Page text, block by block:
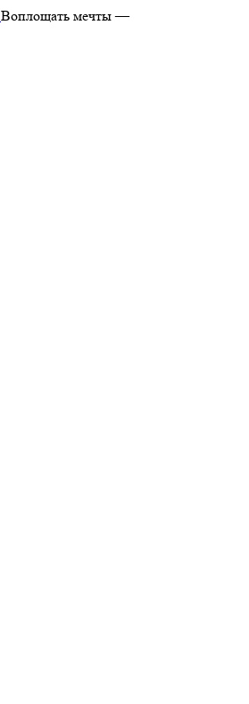
Воплощать мечты —